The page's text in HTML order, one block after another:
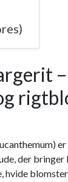
er
der bringer
hvide